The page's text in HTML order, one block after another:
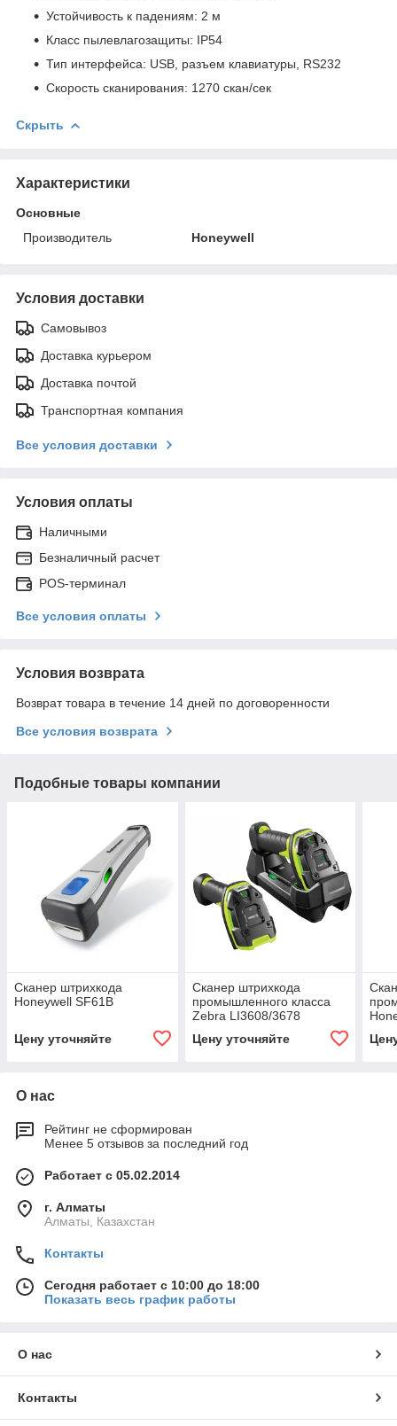
Устойчивость к падениям: 2 м
Класс пылевлагозащиты: IP54
Тип интерфейса: USB, разъем клавиатуры, RS232
Скорость сканирования: 1270 скан/сек
Скрыть
Характеристики
Основные
Производитель
Honeywell
Условия доставки
Самовывоз
Доставка курьером
Доставка почтой
Транспортная компания
Все условия доставки
Условия оплаты
Наличными
Безналичный расчет
POS-терминал
Все условия оплаты
Условия возврата
Возврат товара в течение 14 дней по договоренности
Все условия возврата
Подобные товары компании
Сканер штрихкода
Honeywell SF61B
Цену уточняйте
Сканер штрихкода
промышленного класса
Zebra LI3608/3678
Цену уточняйте
О нас
Рейтинг не сформирован
Менее 5 отзывов за последний год
Работает с 05.02.2014
г. Алматы
Алматы, Казахстан
Контакты
Сегодня работает с 10:00 до 18:00
Показать весь график работы
О нас
Контакты